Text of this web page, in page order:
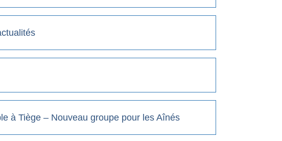
à Tiège – Nouveau groupe pour les Aînés